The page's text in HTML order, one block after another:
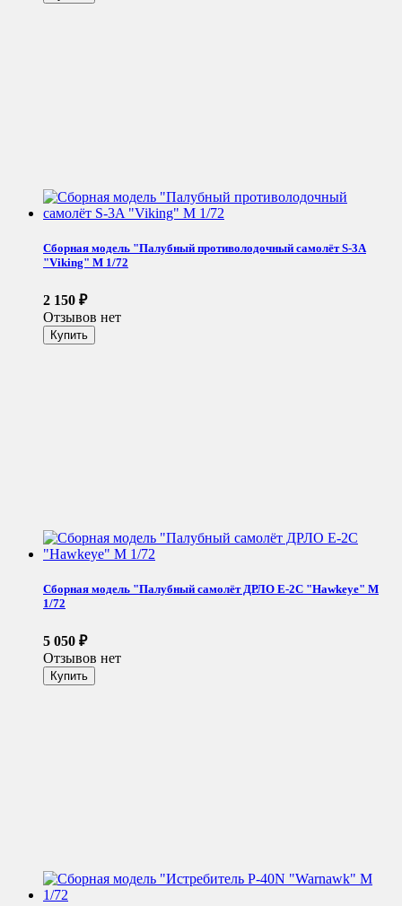
Сборная модель "Палубный противолодочный самолёт S-3A
"Viking" М 1/72
2 150 ₽
Отзывов нет
Сборная модель "Палубный самолёт ДРЛО E-2C "Hawkeye" М
1/72
5 050 ₽
Отзывов нет